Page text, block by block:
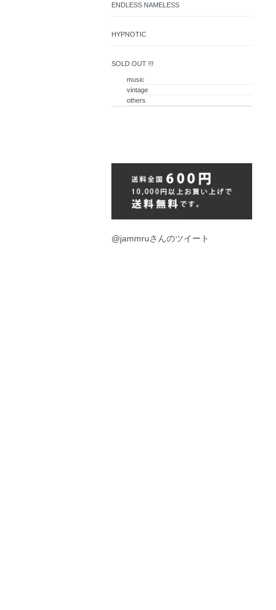
ENDLESS NAMELESS
HYPNOTIC
SOLD OUT !!!
music
vintage
others
@jammruさんのツイート